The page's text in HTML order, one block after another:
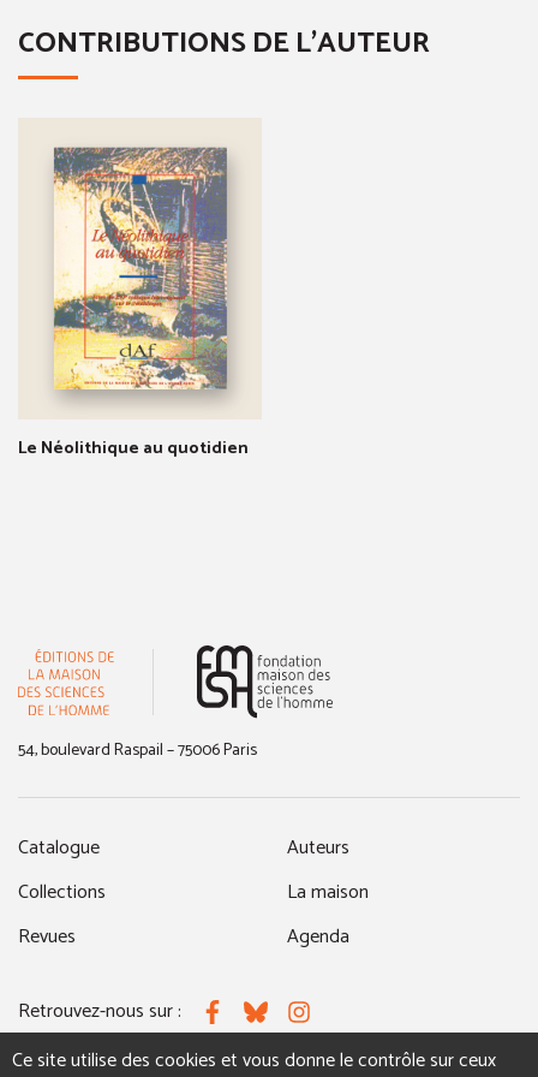
CONTRIBUTIONS DE L'AUTEUR
Le Néolithique au quotidien
54, boulevard Raspail – 75006 Paris
Catalogue
Collections
Revues
Auteurs
La maison
Agenda
Retrouvez-nous sur : FacebookBlueskyInstagram
Ce site utilise des cookies et vous donne le contrôle sur ceux